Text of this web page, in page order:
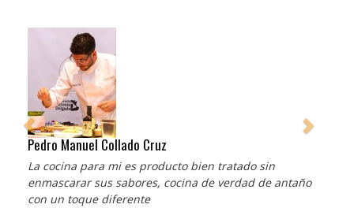
Pedro Manuel Collado Cruz
La cocina para mi es producto bien tratado sin
enmascarar sus sabores, cocina de verdad de antaño
con un toque diferente